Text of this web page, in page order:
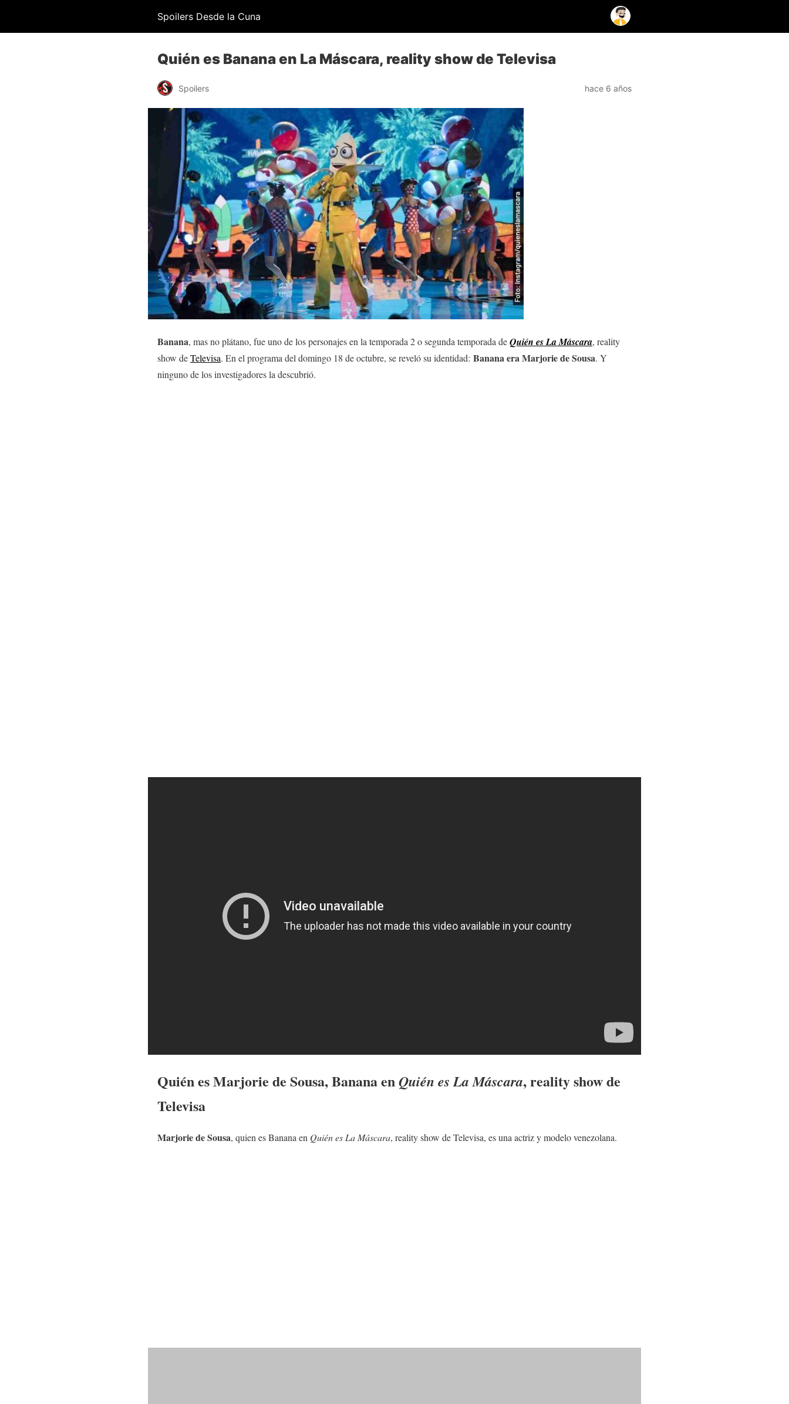
Spoilers Desde la Cuna
Quién es Banana en La Máscara, reality show de Televisa
Spoilers hace 6 años
Banana, mas no plátano, fue uno de los personajes en la temporada 2 o segunda temporada deQuién es La Máscara, reality
show deTelevisa. En el programa del domingo 18 de octubre, se reveló su identidad: Banana era Marjorie de Sousa. Y
ninguno de los investigadores la descubrió.
Quién esMarjorie de Sousa, Banana enQuién es La Máscara, reality show de
Televisa
Marjorie de Sousa, quien es Banana en Quién es La Máscara, reality show de Televisa, es una actriz y modelo venezolana.